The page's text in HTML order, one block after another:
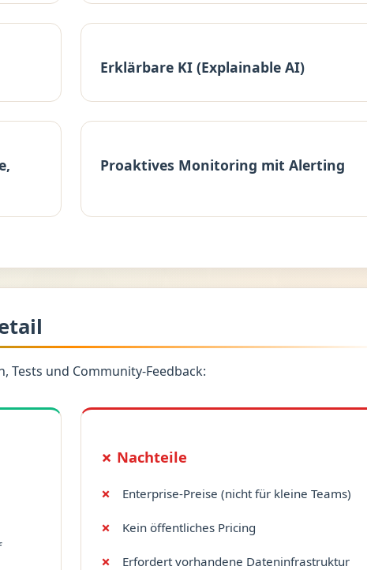
Erklärbare KI (Explainable AI)
Proaktives Monitoring mit Alerting
Tests und Community-Feedback:
✗ Nachteile
Enterprise-Preise (nicht für kleine Teams)
Kein öffentliches Pricing
Erfordert vorhandene Dateninfrastruktur